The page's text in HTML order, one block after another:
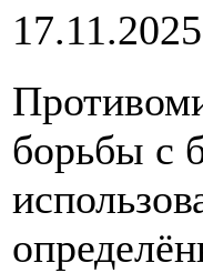
борьбы с